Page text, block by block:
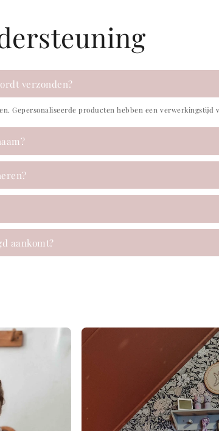
verzonden?
Gepersonaliseerde producten hebben een verwerkingstijd
aankomt?